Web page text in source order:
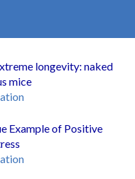
longevity: naked
mice
Example of Positive